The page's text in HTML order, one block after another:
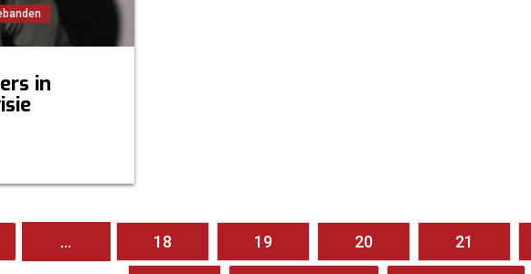
in
… 18 19 20 21